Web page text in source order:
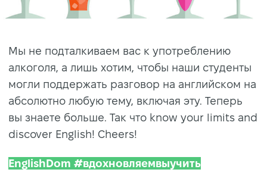
Мы не подталкиваем вас к употреблению
алкоголя, а лишь хотим, чтобы наши студенты
могли поддержать разговор на английском на
абсолютно любую тему, включая эту. Теперь
вы знаете больше. Так что know your limits and
discover English! Cheers!
EnglishDom #вдохновляемвыучить